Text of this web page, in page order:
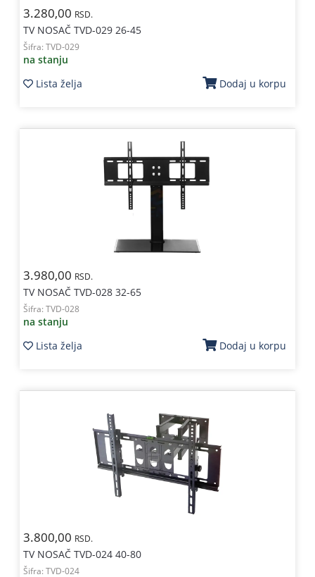
3.280,00 RSD.
TV NOSAČ TVD-029 26-45
Šifra: TVD-029
na stanju
Lista želja
Dodaj u korpu
3.980,00 RSD.
TV NOSAČ TVD-028 32-65
Šifra: TVD-028
na stanju
Lista želja
Dodaj u korpu
3.800,00 RSD.
TV NOSAČ TVD-024 40-80
Šifra: TVD-024